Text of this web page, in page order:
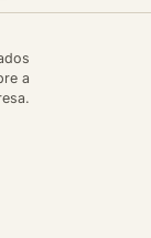
a